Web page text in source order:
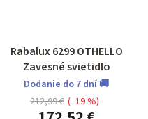
Rabalux 6299 OTHELLO
Zavesné svietidlo
Dodanie do 7 dní 🚚
212,99 € (–19 %)